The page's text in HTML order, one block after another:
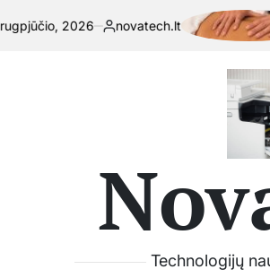
2026
Paskelbta
novatech.lt
Technologijų